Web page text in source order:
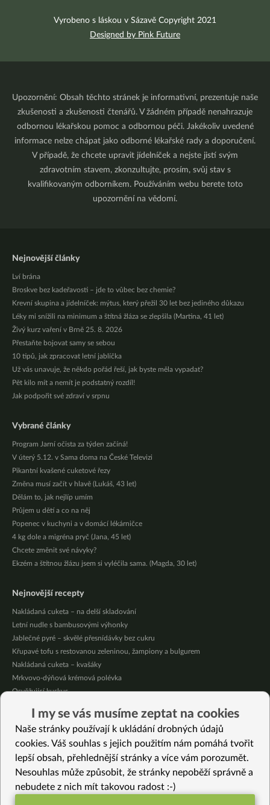
Vyrobeno s láskou v Sázavě Copyright 2021
Designed by Pink Future
Upozornění: Obsah těchto stránek je informativní, prezentuje naše
zkušenosti a zkušenosti čtenářů. V žádném případě nenahrazuje
odbornou lékařskou pomoc a odbornou péči. Jakékoliv uvedené
informace nelze chápat jako odborné lékařské rady a doporučení.
V případě, že chcete upravit jídelníček a nejste jistí svým
zdravotním stavem, zkonzultujte, prosím, svůj stav s
kvalifikovaným odborníkem. Používáním webu berete toto
upozornění na vědomí.
Nejnovější články
Lví brána
Broskve bez kadeřavosti – jde to vůbec bez chemie?
Krevní skupina a jídelníček: mýtus, který přežil 30 let bez jediného důkazu
Léky mi snížili na minimum a štítná žláza se zlepšila (Martina, 41 let)
Živý kurz vaření v Brně 25. 8. 2026
Přestaňte bojovat samy se sebou
10 tipů, jak zpracovat letní jablíčka
Už vás unavuje, že někdo pořád řeší, jak byste měla vypadat?
Pět kilo mít a nemít je podstatný rozdíl!
Jak podpořit své zdraví v srpnu
Vybrané články
Program Jarní očista za týden začíná!
V úterý 5.12. v Sama doma na České Televizi
Pikantní kvašené cuketové řezy
Změna musí začít v hlavě (Lukáš, 43 let)
Dělám to, jak nejlíp umím
Průjem u dětí a co na něj
Popenec v kuchyni a v domácí lékárničce
4 kg dole a migréna pryč (Jana, 45 let)
Chcete změnit své návyky?
Ekzém a štítnou žlázu jsem si vyléčila sama. (Magda, 30 let)
Nejnovější recepty
Nakládaná cuketa – na delší skladování
Letní nudle s bambusovými výhonky
Jablečné pyré – skvělé přesnídávky bez cukru
Křupavé tofu s restovanou zeleninou, žampiony a bulgurem
Nakládaná cuketa – kvašáky
Mrkvovo-dýňová krémová polévka
Osvěžující kuskus
Nepečený jablečný dort s rybízem
Čokoládové muffiny s mangovým krémem
Vybrané recepty
Kuličky z tofu, kuskusu a shiitake
Ďábelské rýžové gnocchi
I my se vás musíme zeptat na cookies
Naše stránky používají k ukládání drobných údajů
cookies. Váš souhlas s jejich použitím nám pomáhá tvořit
lepší obsah, přehlednější stránky a více vám porozumět.
Nesouhlas může způsobit, že stránky nepoběží správně a
nebudete z nich mít takovou radost :-)